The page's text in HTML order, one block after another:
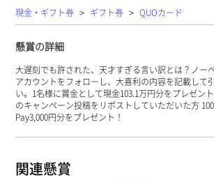
現金・ギフト券 > ギフト券 > QUOカード
懸賞の詳細
大遅刻でも許された、天才すぎる言い訳とは？ノー
アカウントをフォローし、大喜利の内容を記載して
い。1名様に賞金として現金103.1万円分をプレゼン
のキャンペーン投稿をリポストしていただいた方
Pay3,000円分をプレゼント！
関連懸賞